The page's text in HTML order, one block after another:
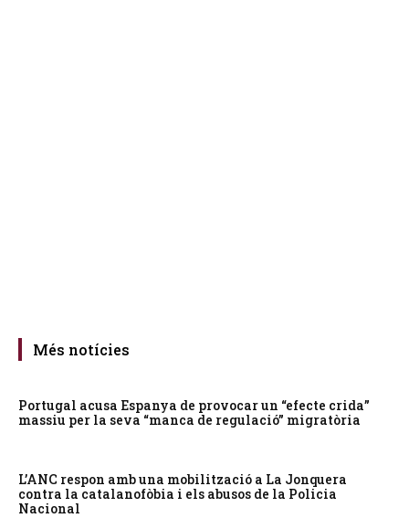
Més notícies
Portugal acusa Espanya de provocar un “efecte crida”
massiu per la seva “manca de regulació” migratòria
L’ANC respon amb una mobilització a La Jonquera
contra la catalanofòbia i els abusos de la Policia
Nacional